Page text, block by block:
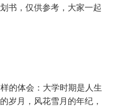
书，仅供参考，大家一起
的体会：大学时期是人生
岁月，风花雪月的年纪，